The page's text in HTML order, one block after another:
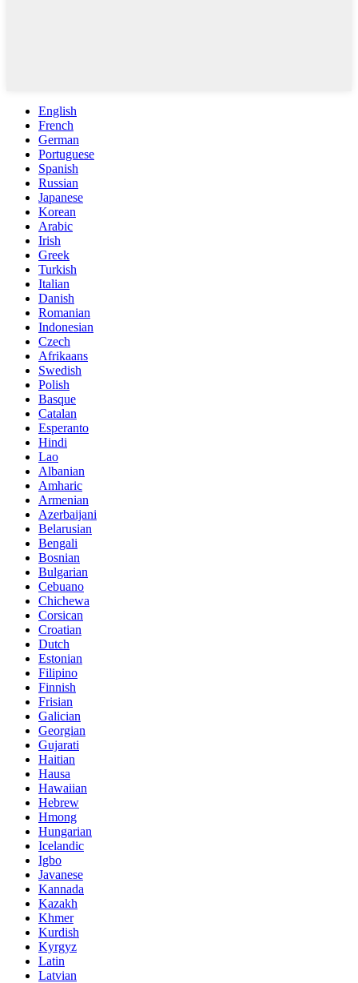
English
French
German
Portuguese
Spanish
Russian
Japanese
Korean
Arabic
Irish
Greek
Turkish
Italian
Danish
Romanian
Indonesian
Czech
Afrikaans
Swedish
Polish
Basque
Catalan
Esperanto
Hindi
Lao
Albanian
Amharic
Armenian
Azerbaijani
Belarusian
Bengali
Bosnian
Bulgarian
Cebuano
Chichewa
Corsican
Croatian
Dutch
Estonian
Filipino
Finnish
Frisian
Galician
Georgian
Gujarati
Haitian
Hausa
Hawaiian
Hebrew
Hmong
Hungarian
Icelandic
Igbo
Javanese
Kannada
Kazakh
Khmer
Kurdish
Kyrgyz
Latin
Latvian